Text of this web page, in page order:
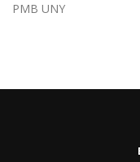
PMB UNY